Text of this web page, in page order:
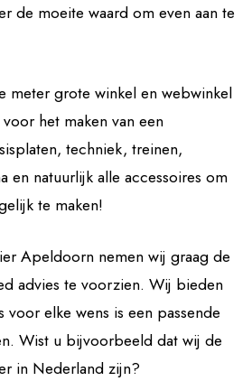
de moeite waard om even aan te
meter grote winkel en webwinkel
het maken van een
techniek, treinen,
en natuurlijk alle accessoires om
te maken!
Apeldoorn nemen wij graag de
advies te voorzien. Wij bieden
voor elke wens is een passende
Wist u bijvoorbeeld dat wij de
in Nederland zijn?